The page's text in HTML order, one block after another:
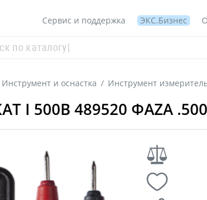
Сервис и поддержка ЭКС.Бизнес
Инструмент и оснастка / Инструмент
I 500В 489520 ФAZA